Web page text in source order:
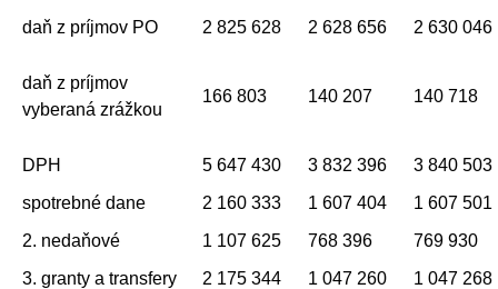
daň z príjmov PO
2 825 628 2 628 656 2 630 046
daň z príjmov
vyberaná zrážkou
166 803 140 207 140 718
DPH 5 647 430 3 832 396
3 840 503
spotrebné dane
2 160 333 1 607 404
1 607 501
2. nedaňové
1 107 625 768 396
769 930
3. granty a transfery
2 175 344 1 047 260
1 047 268